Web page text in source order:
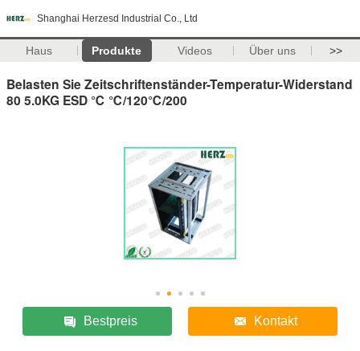
Shanghai Herzesd Industrial Co., Ltd
Haus Produkte Videos Über uns >>
Belasten Sie Zeitschriftenständer-Temperatur-Widerstand
80 5.0KG ESD ℃ ℃/120℃/200
Bestpreis Kontakt